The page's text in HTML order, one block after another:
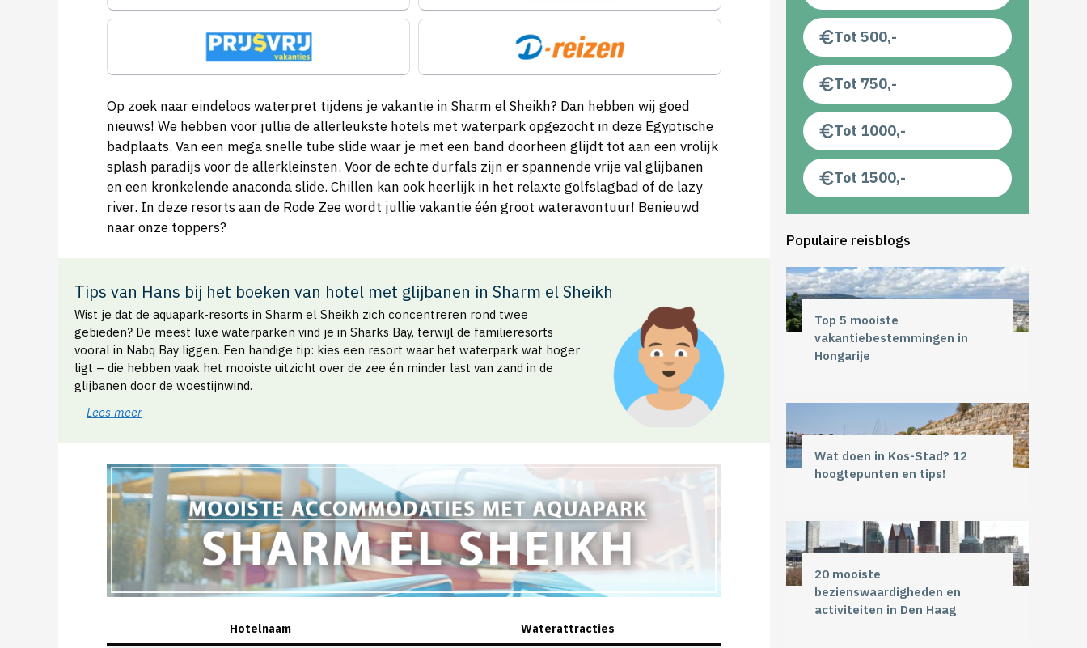
Op zoek naar eindeloos waterpret tijdens je vakantie in Sharm el Sheikh? Dan hebben wij goed
nieuws! We hebben voor jullie de allerleukste hotels met waterpark opgezocht in deze Egyptische
badplaats. Van een mega snelle tube slide waar je met een band doorheen glijdt tot aan een vrolijk
splash paradijs voor de allerkleinsten. Voor de echte durfals zijn er spannende vrije val glijbanen
en een kronkelende anaconda slide. Chillen kan ook heerlijk in het relaxte golfslagbad of de lazy
river. In deze resorts aan de Rode Zee wordt jullie vakantie één groot wateravontuur! Benieuwd
naar onze toppers?
Tips van Hans bij het boeken van hotel met glijbanen in Sharm el Sheikh
Wist je dat de aquapark-resorts in Sharm el Sheikh zich concentreren rond twee
gebieden? De meest luxe waterparken vind je in Sharks Bay, terwijl de familieresorts
vooral in Nabq Bay liggen. Een handige tip: kies een resort waar het waterpark wat hoger
ligt – die hebben vaak het mooiste uitzicht over de zee én minder last van zand in de
glijbanen door de woestijnwind.
Lees meer
Hotelnaam Waterattracties
Tot 500,-
Tot 750,-
Tot 1000,-
Tot 1500,-
Populaire reisblogs
Top 5 mooiste
vakantiebestemmingen in
Hongarije
Wat doen in Kos-Stad? 12
hoogtepunten en tips!
20 mooiste
bezienswaardigheden en
activiteiten in Den Haag